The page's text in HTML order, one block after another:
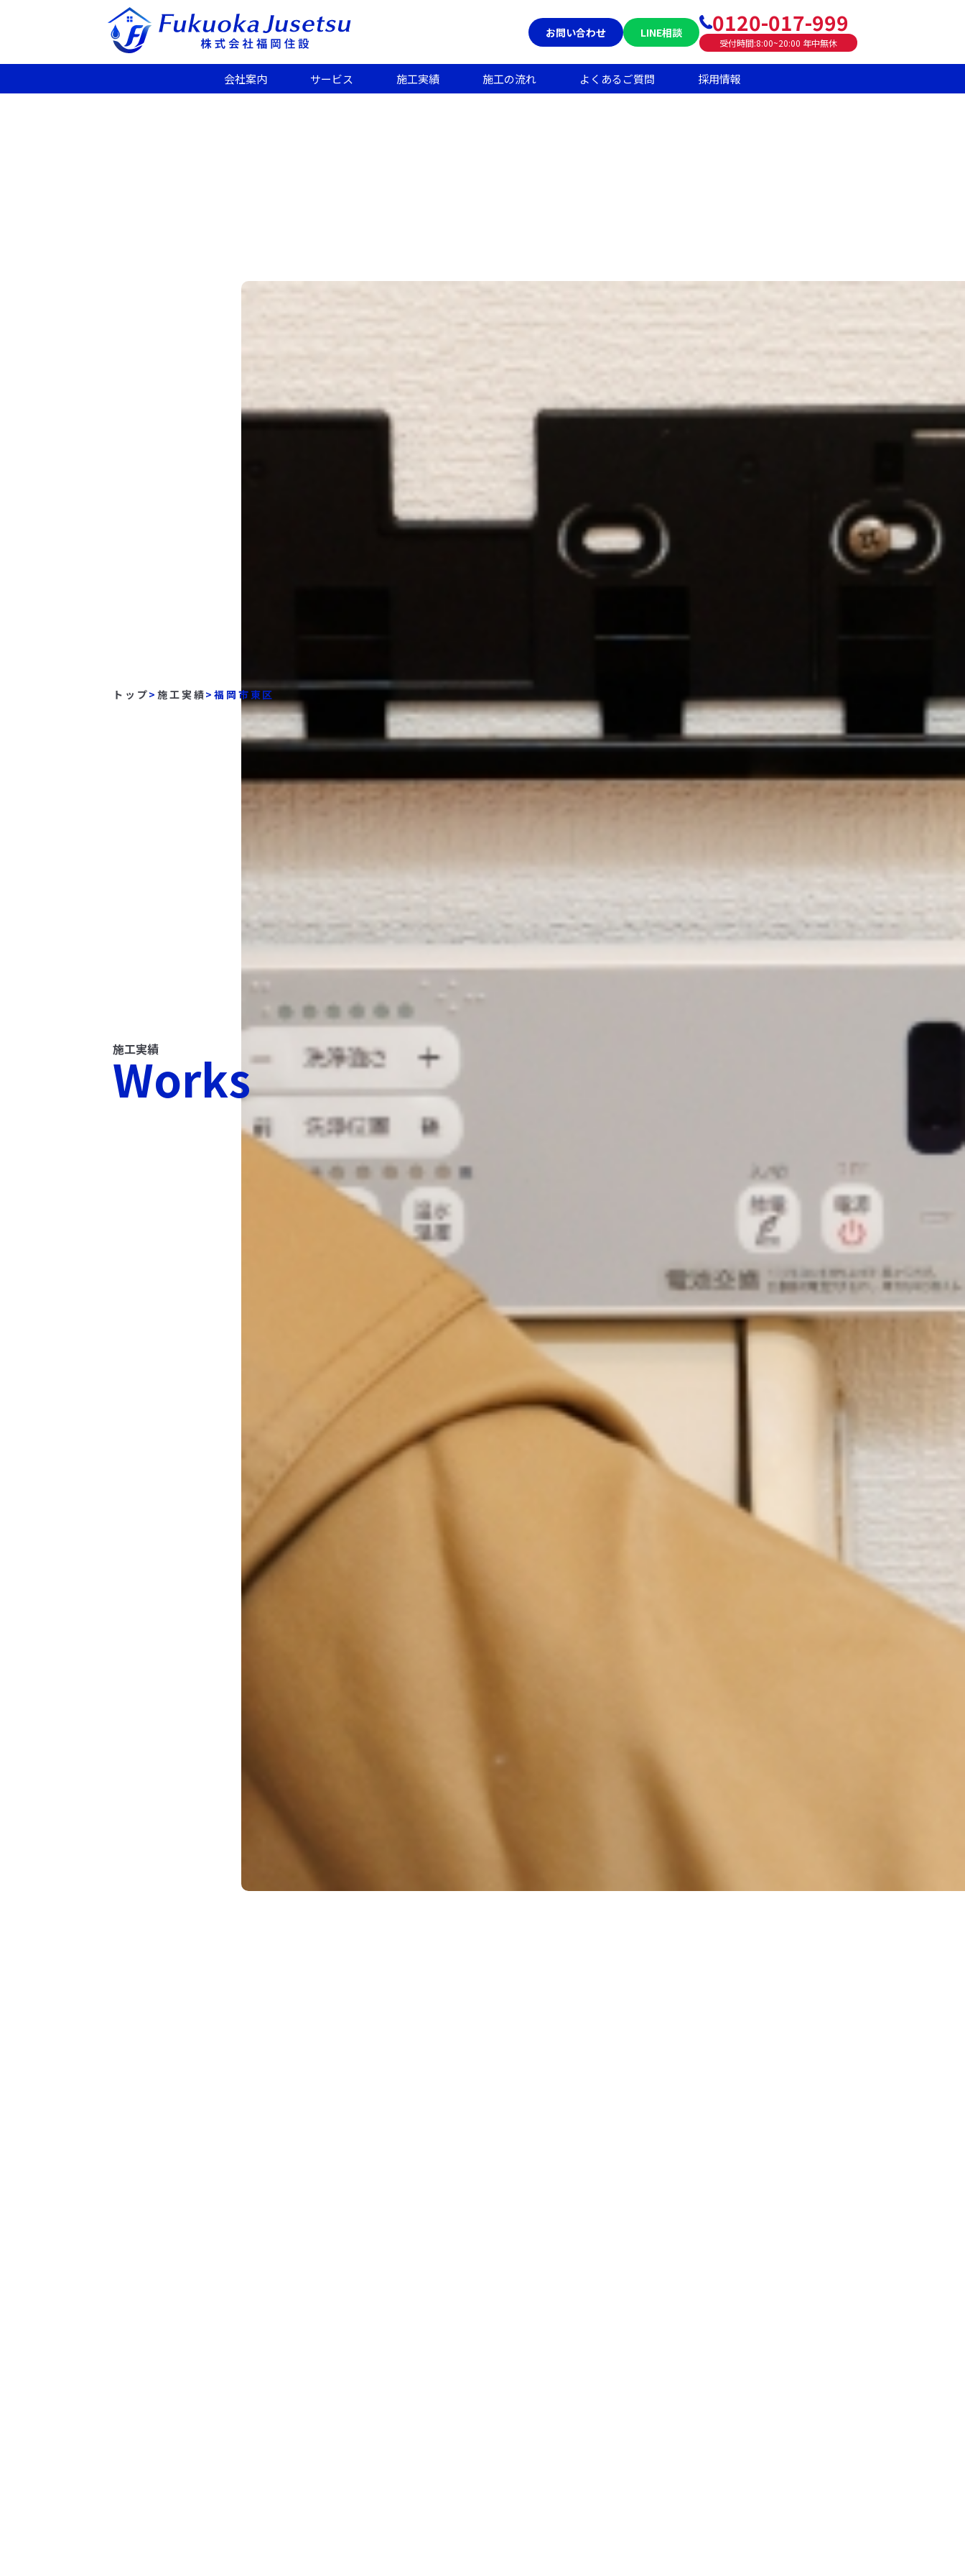
お問い合わせ LINE相談 0120-017-999
受付時間:8:00~20:00 年中無休
会社案内 サービス 施工実績 施工の流れ よくあるご質問 採用情報
トップ>施工実績>福岡市東区
施工実績
Works